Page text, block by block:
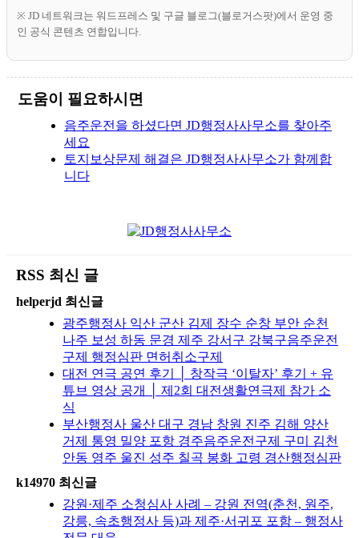
※ JD 네트워크는 워드프레스 및 구글 블로그(블로거스팟)에서 운영 중
인 공식 콘텐츠 연합입니다.
도움이 필요하시면
음주운전을 하셨다면 JD행정사사무소를 찾아주
세요
토지보상문제 해결은 JD행정사사무소가 함께합
니다
RSS 최신 글
helperjd 최신글
광주행정사 익산 군산 김제 장수 순창 부안 순천
나주 보성 하동 문경 제주 강서구 강북구음주운전
구제 행정심판 면허취소구제
대전 연극 공연 후기 │ 창작극 ‘이탈자’ 후기 + 유
튜브 영상 공개 │ 제2회 대전생활연극제 참가 소
식
부산행정사 울산 대구 경남 창원 진주 김해 양산
거제 통영 밀양 포항 경주음주운전구제 구미 김천
안동 영주 울진 성주 칠곡 봉화 고령 경산행정심판
k14970 최신글
강원·제주 소청심사 사례 – 강원 전역(춘천, 원주,
강릉, 속초행정사 등)과 제주·서귀포 포함 – 행정사